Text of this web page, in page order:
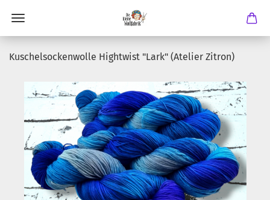
Kuschelsockenwolle Hightwist "Lark" (Atelier Zitron)